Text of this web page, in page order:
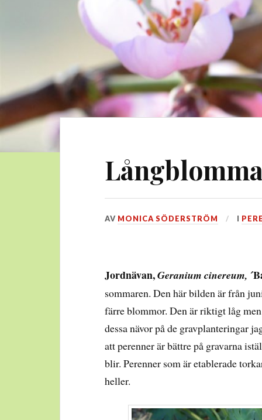
DEN
AV MONICA SÖDERSTRÖM I
Jordnävan,Geranium cinereum,
sommaren. Den här bilden är från
färre blommor. Den är riktigt låg
dessa nävor på de gravplanteringar
att perenner är bättre på gravarna
blir. Perenner som är etablerade
heller.